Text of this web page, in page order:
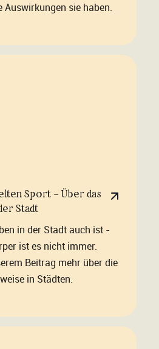
Auswirkungen sie haben.
Sport – Über das
Stadt
in der Stadt auch ist -
ist es nicht immer.
Beitrag mehr über die
in Städten.